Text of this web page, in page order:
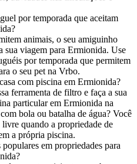
por temporada que aceitam
animais, o seu amiguinho
sua viagem para Ermionida. Use
por temporada que permitem
o seu pet na Vrbo.
com piscina em Ermionida?
ferramenta de filtro e faça a sua
particular em Ermionida na
bola ou batalha de água? Você
quando a propriedade de
a própria piscina.
em propriedades para